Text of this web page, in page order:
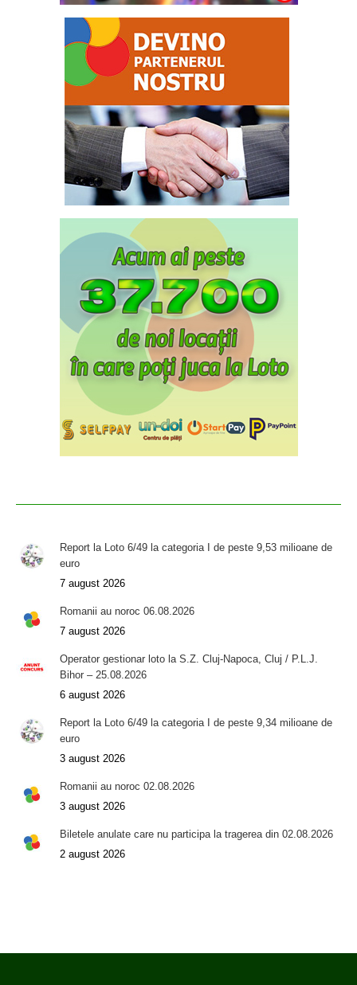
Report la Loto 6/49 la categoria I de peste 9,53 milioane de
euro
7 august 2026
Romanii au noroc 06.08.2026
7 august 2026
Operator gestionar loto la S.Z. Cluj-Napoca, Cluj / P.L.J.
Bihor – 25.08.2026
6 august 2026
Report la Loto 6/49 la categoria I de peste 9,34 milioane de
euro
3 august 2026
Romanii au noroc 02.08.2026
3 august 2026
Biletele anulate care nu participa la tragerea din 02.08.2026
2 august 2026